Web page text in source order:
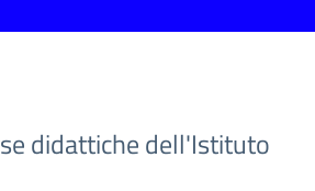
didattiche dell'Istituto